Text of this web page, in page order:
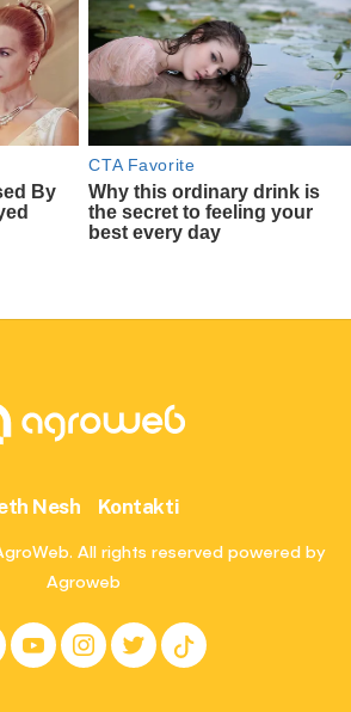
Nesh Kontakti
All rights reserved powered by
Agroweb